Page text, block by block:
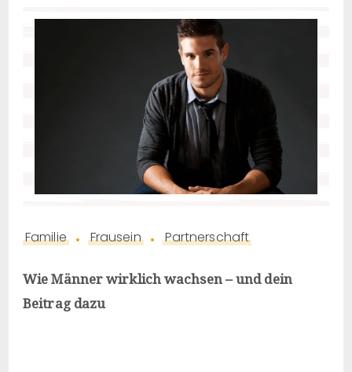
Familie Frausein Partnerschaft
Wie Männer wirklich wachsen – und dein
Beitrag dazu